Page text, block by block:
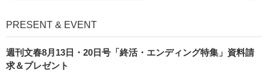
PRESENT & EVENT
週刊文春8月13日・20日号「終活・エンディング特集」資料請
求＆プレゼント